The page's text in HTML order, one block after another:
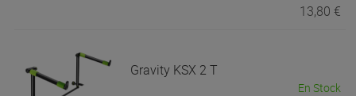
13,80 €
Gravity KSX 2 T
En Stock